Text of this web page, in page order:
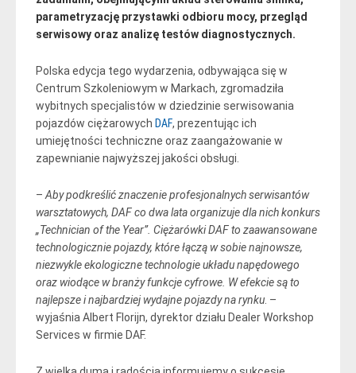
parametryzację przystawki odbioru mocy, przegląd
serwisowy oraz analizę testów diagnostycznych.
Polska edycja tego wydarzenia, odbywająca się w
Centrum Szkoleniowym w Markach, zgromadziła
wybitnych specjalistów w dziedzinie serwisowania
pojazdów ciężarowych DAF, prezentując ich
umiejętności techniczne oraz zaangażowanie w
zapewnianie najwyższej jakości obsługi.
– Aby podkreślić znaczenie profesjonalnych serwisantów
warsztatowych, DAF co dwa lata organizuje dla nich konkurs
„Technician of the Year”. Ciężarówki DAF to zaawansowane
technologicznie pojazdy, które łączą w sobie najnowsze,
niezwykle ekologiczne technologie układu napędowego
oraz wiodące w branży funkcje cyfrowe. W efekcie są to
najlepsze i najbardziej wydajne pojazdy na rynku . –
wyjaśnia Albert Florijn, dyrektor działu Dealer Workshop
Services w firmie DAF.